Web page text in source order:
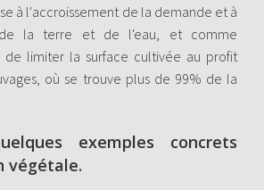
à l'accroissement de la demande et à
la terre et de l'eau, et comme
de limiter la surface cultivée au profit
où se trouve plus de 99% de la
exemples concrets
végétale.